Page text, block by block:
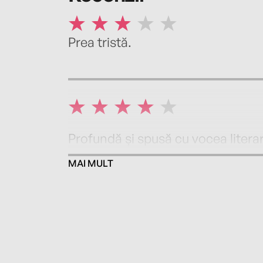
Prea tristă.
Profundă și spusă cu vocea
MAI MULT